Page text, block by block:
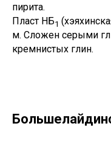
пирита.
Пласт НБ1
м. Сложен серыми
кремнистых глин.